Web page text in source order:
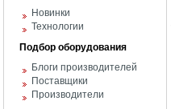
Новинки
Технологии
Подбор оборудования
Блоги производителей
Поставщики
Производители